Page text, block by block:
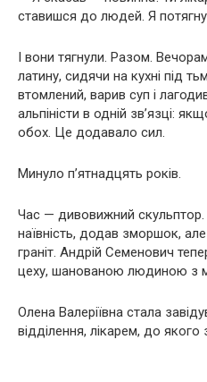
ставишся до людей. Я потягну.
І вони тягнули. Разом.
латину, сидячи на кухні під
втомлений, варив суп і
альпіністи в одній зв’язці:
обох. Це додавало сил.
Минуло п’ятнадцять років.
Час — дивовижний скульптор.
наївність, додав зморшок,
граніт. Андрій Семенович
цеху, шанованою людиною з
Олена Валеріївна стала
відділення, лікарем, до якого